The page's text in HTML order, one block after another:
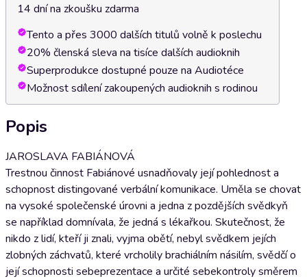
14 dní na zkoušku zdarma
Tento a přes 3000 dalších titulů volně k poslechu
20% členská sleva na tisíce dalších audioknih
Superprodukce dostupné pouze na Audiotéce
Možnost sdílení zakoupených audioknih s rodinou
Popis
JAROSLAVA FABIÁNOVÁ
Trestnou činnost Fabiánové usnadňovaly její pohlednost a
schopnost distingované verbální komunikace. Uměla se chovat
na vysoké společenské úrovni a jedna z pozdějších svědkyň
se například domnívala, že jedná s lékařkou. Skutečnost, že
nikdo z lidí, kteří ji znali, vyjma obětí, nebyl svědkem jejích
zlobných záchvatů, které vrcholily brachiálním násilím, svědčí o
její schopnosti sebeprezentace a určité sebekontroly směrem